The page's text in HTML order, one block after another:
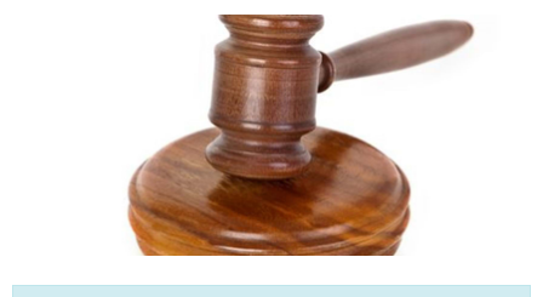
Immobilier
Réglementation